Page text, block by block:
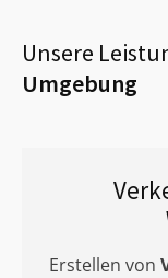
Unsere
Umgebung
Erstellen von